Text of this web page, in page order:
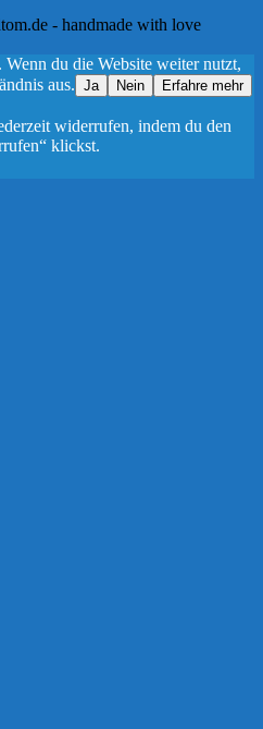
- handmade with love
du die Website weiter nutzt,
aus. Ja Nein Erfahre mehr
widerrufen, indem du den
klickst.